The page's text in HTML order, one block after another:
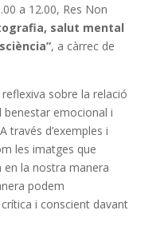
a 12.00, Res Non
salut mental
, a càrrec de
sobre la relació
emocional i
través d’exemples i
les imatges que
la nostra manera
podem
i conscient davant